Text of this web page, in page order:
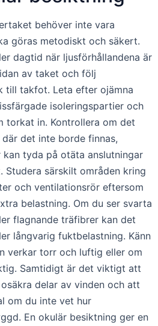
behöver inte vara
göras metodiskt och säkert.
dagtid när ljusförhållandena är
av taket och följ
till takfot. Leta efter ojämna
isoleringspartier och
torkat in. Kontrollera om det
det inte borde finnas,
tyda på otäta anslutningar
Studera särskilt områden kring
och ventilationsrör eftersom
belastning. Om du ser svarta
flagnande träfibrer kan det
långvarig fuktbelastning. Känn
verkar torr och luftig eller om
Samtidigt är det viktigt att
delar av vinden och att
om du inte vet hur
En okulär besiktning ger en